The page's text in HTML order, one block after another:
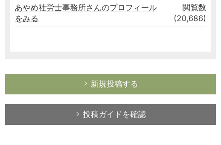
あやめ社労士事務所さんのプロフィール
をみる
閲覧数
(20,686)
新規投稿する
投稿ガイドを確認